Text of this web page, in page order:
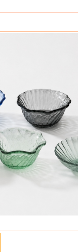
杯架組